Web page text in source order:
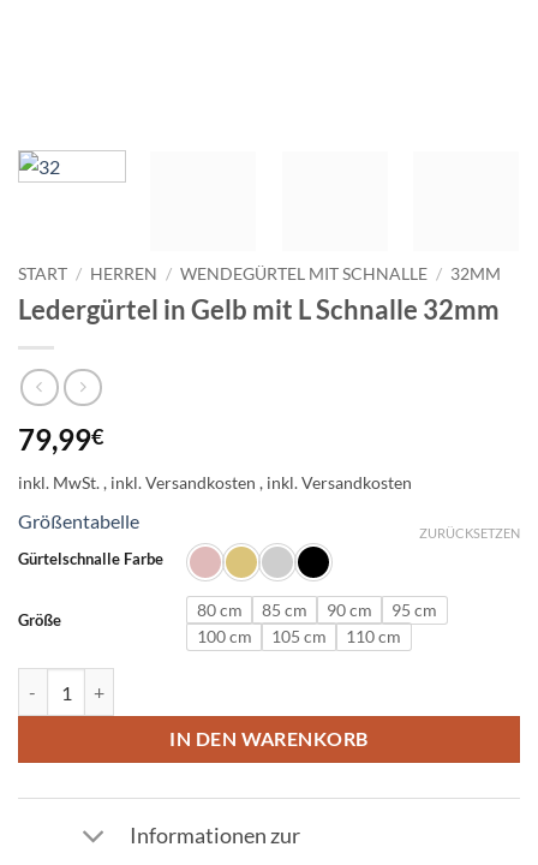
START / HERREN / WENDEGÜRTEL MIT SCHNALLE / 32MM
Ledergürtel in Gelb mit L Schnalle 32mm
79,99€
inkl. MwSt.
Größentabelle
Gürtelschnalle Farbe
Größe 80 cm 85 cm 90 cm
95 cm
100 cm
105 cm 110 cm
ZURÜCKSETZEN
IN DEN WARENKORB
Informationen zur